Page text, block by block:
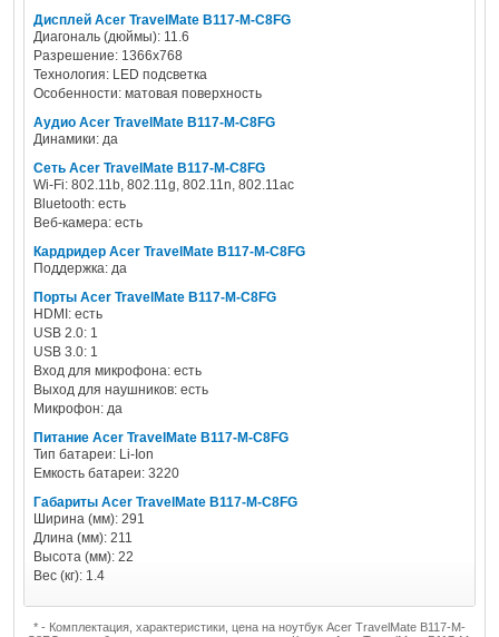
Дисплей Acer TravelMate B117-M-C8FG
Диагональ (дюймы): 11.6
Разрешение: 1366x768
Технология: LED подсветка
Особенности: матовая поверхность
Аудио Acer TravelMate B117-M-C8FG
Динамики: да
Сеть Acer TravelMate B117-M-C8FG
Wi-Fi: 802.11b, 802.11g, 802.11n, 802.11ac
Bluetooth: есть
Веб-камера: есть
Кардридер Acer TravelMate B117-M-C8FG
Поддержка: да
Порты Acer TravelMate B117-M-C8FG
HDMI: есть
USB 2.0: 1
USB 3.0: 1
Вход для микрофона: есть
Выход для наушников: есть
Микрофон: да
Питание Acer TravelMate B117-M-C8FG
Тип батареи: Li-Ion
Емкость батареи: 3220
Габариты Acer TravelMate B117-M-C8FG
Ширина (мм): 291
Длина (мм): 211
Высота (мм): 22
Вес (кг): 1.4
* - Комплектация, характеристики, цена на ноутбук Acer TravelMate B117-M-